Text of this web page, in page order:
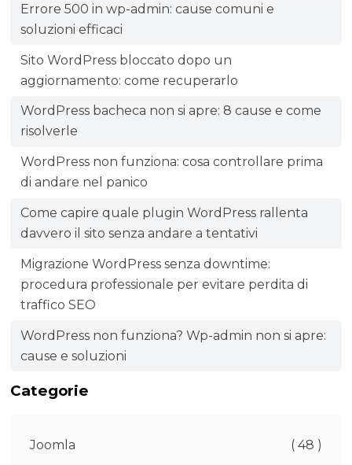
Errore 500 in wp-admin: cause comuni e
soluzioni efficaci
Sito WordPress bloccato dopo un
aggiornamento: come recuperarlo
WordPress bacheca non si apre: 8 cause e come
risolverle
WordPress non funziona: cosa controllare prima
di andare nel panico
Come capire quale plugin WordPress rallenta
davvero il sito senza andare a tentativi
Migrazione WordPress senza downtime:
procedura professionale per evitare perdita di
traffico SEO
WordPress non funziona? Wp-admin non si apre:
cause e soluzioni
Categorie
Joomla ( 48 )